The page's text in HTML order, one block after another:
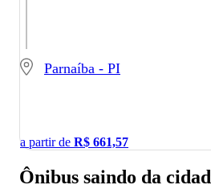
Parnaíba - PI
a partir de R$ 661,57
Ônibus saindo da